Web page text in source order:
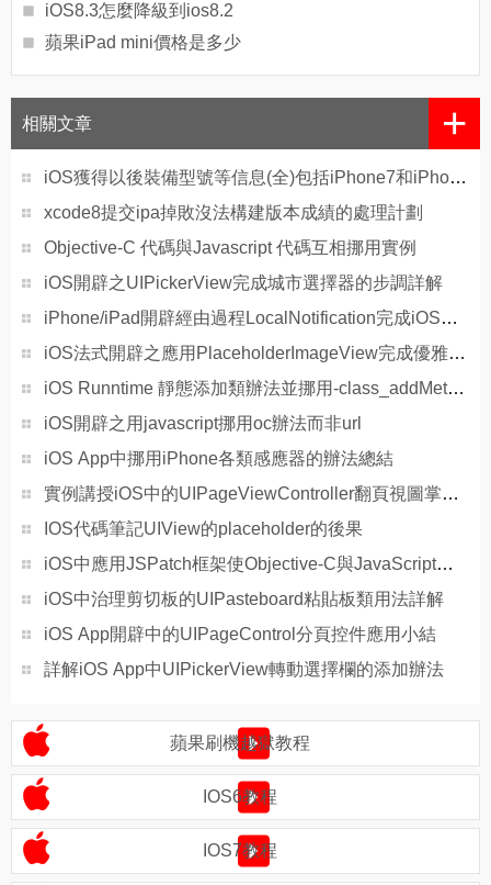
iOS8.3怎麼降級到ios8.2
蘋果iPad mini價格是多少
相關文章 +
iOS獲得以後裝備型號等信息(全)包括iPhone7和iPhone7P
xcode8提交ipa掉敗沒法構建版本成績的處理計劃
Objective-C 代碼與Javascript 代碼互相挪用實例
iOS開辟之UIPickerView完成城市選擇器的步調詳解
iPhone/iPad開辟經由過程LocalNotification完成iOS准時當地推送功效
iOS法式開辟之應用PlaceholderImageView完成優雅的圖片加載後果
iOS Runntime 靜態添加類辦法並挪用-class_addMethod
iOS開辟之用javascript挪用oc辦法而非url
iOS App中挪用iPhone各類感應器的辦法總結
實例講授iOS中的UIPageViewController翻頁視圖掌握器
IOS代碼筆記UIView的placeholder的後果
iOS中應用JSPatch框架使Objective-C與JavaScript代碼交互
iOS中治理剪切板的UIPasteboard粘貼板類用法詳解
iOS App開辟中的UIPageControl分頁控件應用小結
詳解iOS App中UIPickerView轉動選擇欄的添加辦法
蘋果刷機越獄教程
IOS6教程
IOS7教程